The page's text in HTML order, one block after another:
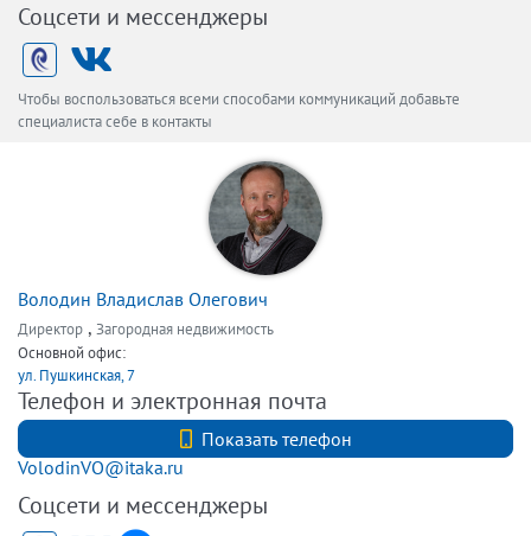
Соцсети и мессенджеры
Чтобы воспользоваться всеми способами коммуникаций добавьте
специалиста себе в контакты
Володин Владислав Олегович
Директор , Загородная недвижимость
Основной офис:
ул. Пушкинская, 7
Телефон и электронная почта
Показать телефон
VolodinVO@itaka.ru
Соцсети и мессенджеры